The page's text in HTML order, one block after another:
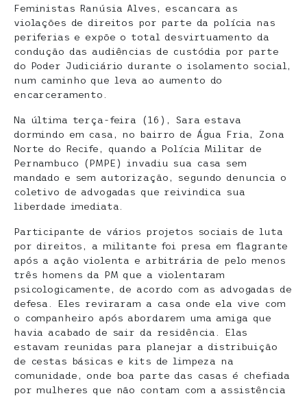
Feministas Ranúsia Alves, escancara as
violações de direitos por parte da polícia nas
periferias e expõe o total desvirtuamento da
condução das audiências de custódia por parte
do Poder Judiciário durante o isolamento social,
num caminho que leva ao aumento do
encarceramento.
Na última terça-feira (16), Sara estava
dormindo em casa, no bairro de Água Fria, Zona
Norte do Recife, quando a Polícia Militar de
Pernambuco (PMPE) invadiu sua casa sem
mandado e sem autorização, segundo denuncia o
coletivo de advogadas que reivindica sua
liberdade imediata.
Participante de vários projetos sociais de luta
por direitos, a militante foi presa em flagrante
após a ação violenta e arbitrária de pelo menos
três homens da PM que a violentaram
psicologicamente, de acordo com as advogadas de
defesa. Eles reviraram a casa onde ela vive com
o companheiro após abordarem uma amiga que
havia acabado de sair da residência. Elas
estavam reunidas para planejar a distribuição
de cestas básicas e kits de limpeza na
comunidade, onde boa parte das casas é chefiada
por mulheres que não contam com a assistência